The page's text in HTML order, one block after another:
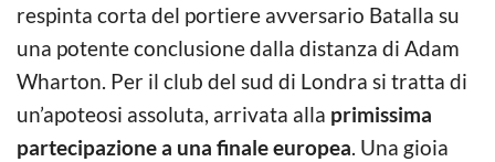
respinta corta del portiere avversario Batalla su
una potente conclusione dalla distanza di Adam
Wharton. Per il club del sud di Londra si tratta di
un’apoteosi assoluta, arrivata alla primissima
partecipazione a una finale europea. Una gioia